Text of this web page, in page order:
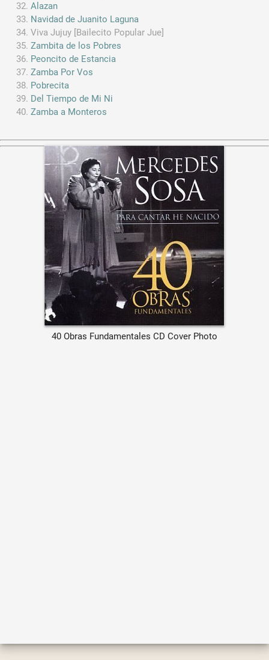
Alazan
Navidad de Juanito Laguna
Viva Jujuy [Bailecito Popular Jue]
Zambita de los Pobres
Peoncito de Estancia
Zamba Por Vos
Pobrecita
Del Tiempo de Mi Ni
Zamba a Monteros
40 Obras Fundamentales CD Cover Photo